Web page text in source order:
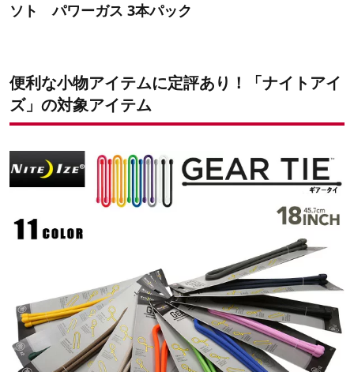
ソト パワーガス 3本パック
便利な小物アイテムに定評あり！「ナイトアイ
ズ」の対象アイテム